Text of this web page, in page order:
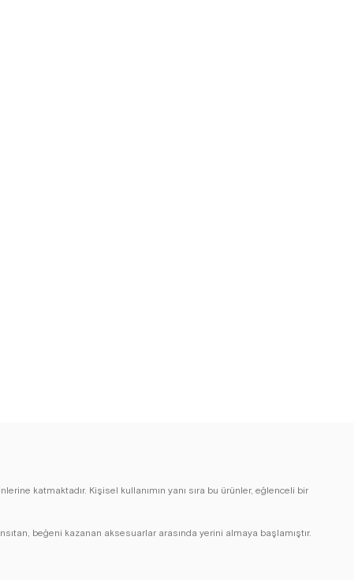
katmaktadır. Kişisel kullanımın yanı sıra bu ürünler, eğlenceli bir
beğeni kazanan aksesuarlar arasında yerini almaya başlamıştır.